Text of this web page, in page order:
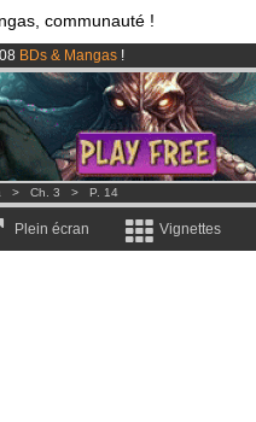
communauté !
BDs & Mangas !
de3.95 eurospar mois !Clique ici
lancé
> Ch. 3 > P. 14
Plein écran Vignettes